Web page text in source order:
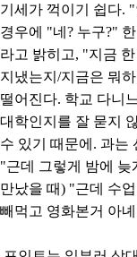
기세가 꺽이기 쉽다.
경우에 "네? 누구?"
라고 밝히고, "지금
지냈는지/지금은 뭐
떨어진다. 학교 다니
대학인지를 잘 묻지
수 있기 때문에. 과는
"근데 그렇게 밤에 늦
만났을 때) "근데 수
빼먹고 영화본거 아